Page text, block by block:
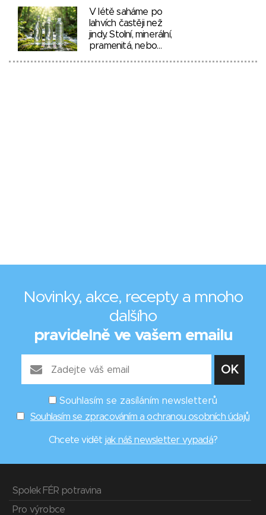
V létě saháme po
lahvích častěji než
jindy. Stolní, minerální,
pramenitá, nebo…
Novinky, akce, recepty a mnoho
dalšího
pravidelně ve vašem emailu
Souhlasím se zasíláním newsletterů
Souhlasím se zpracováním a ochranou osobních údajů
Chcete vidět jak náš newsletter vypadá?
Spolek FÉR potravina
Pro výrobce